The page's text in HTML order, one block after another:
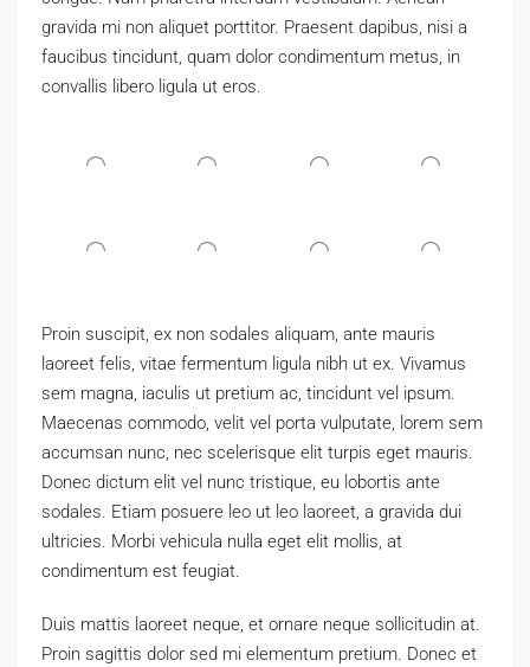
gravida mi non aliquet porttitor. Praesent dapibus, nisi a
faucibus tincidunt, quam dolor condimentum metus, in
convallis libero ligula ut eros.
Proin suscipit, ex non sodales aliquam, ante mauris
laoreet felis, vitae fermentum ligula nibh ut ex. Vivamus
sem magna, iaculis ut pretium ac, tincidunt vel ipsum.
Maecenas commodo, velit vel porta vulputate, lorem sem
accumsan nunc, nec scelerisque elit turpis eget mauris.
Donec dictum elit vel nunc tristique, eu lobortis ante
sodales. Etiam posuere leo ut leo laoreet, a gravida dui
ultricies. Morbi vehicula nulla eget elit mollis, at
condimentum est feugiat.
Duis mattis laoreet neque, et ornare neque sollicitudin at.
Proin sagittis dolor sed mi elementum pretium. Donec et